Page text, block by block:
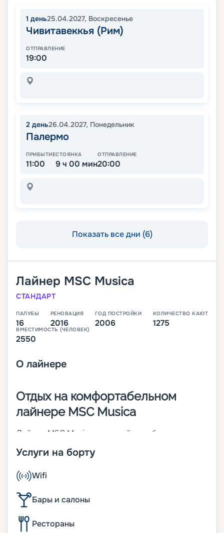
1 день25.04.2027, Воскресенье
Чивитавеккья (Рим)
ОТПРАВЛЕНИЕ
19:00
2 день26.04.2027, Понедельник
Палермо
ПРИБЫТИЕ
11:00
СТОЯНКА
9 ч 00 мин
ОТПРАВЛЕНИЕ
20:00
Показать все дни (6)
Лайнер MSC Musica
СТАНДАРТ
ПАЛУБЫ
16
РЕНОВАЦИЯ
2016
ГОД ПОСТРОЙКИ
2006
КОЛИЧЕСТВО КАЮТ
1275
ВМЕСТИМОСТЬ (ЧЕЛОВЕК)
2550
О лайнере
Отдых на комфортабельном
лайнере MSC Musica
Лайнер MSC Musica – первый корабль своего
повысить показатели долговечности,
проведена реновация судна. На 16-палубном (из
них 13 пассажирских) корабле может
разместиться до 2 550 человек. Его изюминка –
трехуровневый атриум с прозрачным
фортепиано и фонтаном-водопадом. Другие
характеристики:
Услуги на борту
Wifi
Бары и салоны
Рестораны